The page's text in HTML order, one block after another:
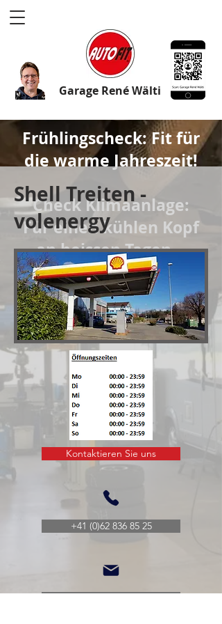
Garage René Wälti
Frühlingscheck: Fit für
die warme Jahreszeit!
Check Klimaanlage:
Für einen kühlen Kopf
an heissen Tagen...
Shell Treiten -
volenergy
Kontaktieren Sie uns
+41 (0)62 836 85 25